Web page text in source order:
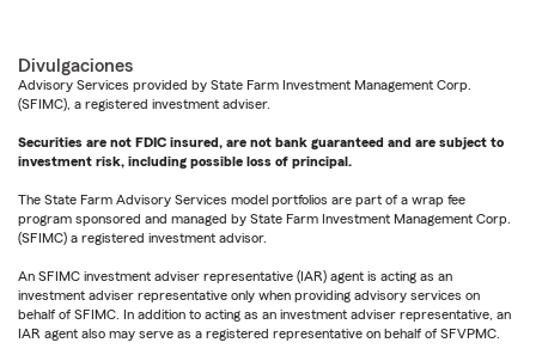
Divulgaciones
Advisory Services provided by State Farm Investment Management Corp.
(SFIMC), a registered investment adviser.
Securities are not FDIC insured, are not bank guaranteed and are subject to
investment risk, including possible loss of principal.
The State Farm Advisory Services model portfolios are part of a wrap fee
program sponsored and managed by State Farm Investment Management Corp.
(SFIMC) a registered investment advisor.
An SFIMC investment adviser representative (IAR) agent is acting as an
investment adviser representative only when providing advisory services on
behalf of SFIMC. In addition to acting as an investment adviser representative, an
IAR agent also may serve as a registered representative on behalf of SFVPMC.